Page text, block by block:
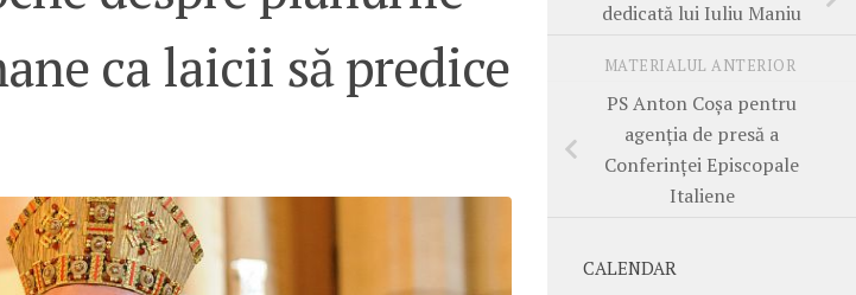
ca laicii să predice
dedicată lui Iuliu Maniu
MATERIALUL ANTERIOR
PS Anton Coșa pentru
agenția de presă a
Conferinței Episcopale
Italiene
CALENDAR